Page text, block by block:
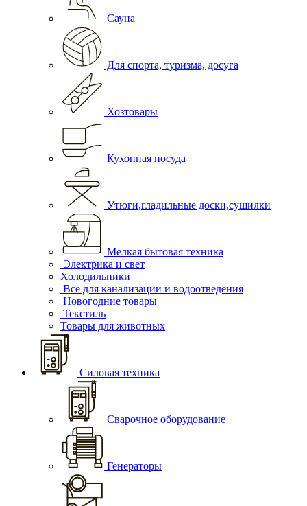
Сауна
Для спорта, туризма, досуга
Хозтовары
Кухонная посуда
Утюги,гладильные доски,сушилки
Мелкая бытовая техника
Электрика и свет
Холодильники
Все для канализации и водоотведения
Новогодние товары
Текстиль
Товары для животных
Силовая техника
Сварочное оборудование
Генераторы